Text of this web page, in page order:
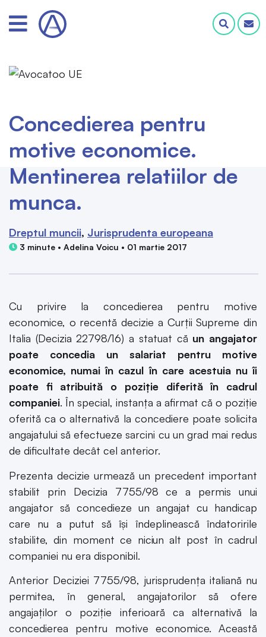
Concedierea pentru
motive economice.
Mentinerea relatiilor de
munca.
Dreptul muncii Jurisprudenta europeana
3 minute • Adelina Voicu • 01 martie 2017
Cu privire la concedierea pentru motive
economice, o recentă decizie a Curții Supreme din
Italia (Decizia 22798/16) a statuat că un angajator
poate concedia un salariat pentru motive
economice, numai în cazul în care acestuia nu îi
poate fi atribuită o poziție diferită în cadrul
companiei. În special, instanța a afirmat că o poziție
oferită ca o alternativă la concediere poate solicita
angajatului să efectueze sarcini cu un grad mai redus
de dificultate decât cel anterior.
Prezenta decizie urmează un precedent important
stabilit prin Decizia 7755/98 ce a permis unui
angajator să concedieze un angajat cu handicap
care nu a putut să își îndeplinească îndatoririle
stabilite, din moment ce niciun alt post în cadrul
companiei nu era disponibil.
Anterior Deciziei 7755/98, jurisprudența italiană nu
permitea, în general, angajatorilor să ofere
angajaților o poziție inferioară ca alternativă la
concedierea pentru motive economice. Această